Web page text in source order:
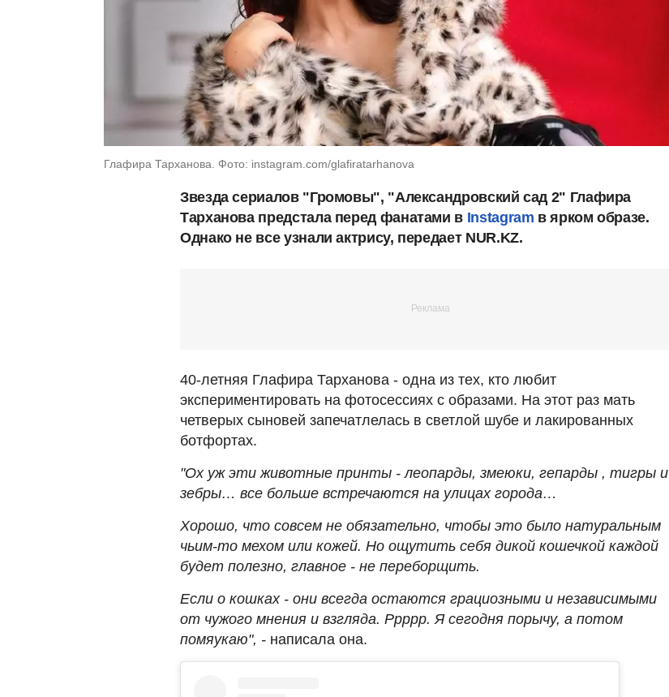
Глафира Тарханова. Фото: instagram.com/glafiratarhanova
Звезда сериалов "Громовы", "Александровский сад 2" Глафира
Тарханова предстала перед фанатами в Instagram в ярком образе.
Однако не все узнали актрису, передает NUR.KZ.
40-летняя Глафира Тарханова - одна из тех, кто любит
экспериментировать на фотосессиях с образами. На этот раз мать
четверых сыновей запечатлелась в светлой шубе и лакированных
ботфортах.
"Ох уж эти животные принты - леопарды, змеюки, гепарды , тигры и
зебры… все больше встречаются на улицах города…
Хорошо, что совсем не обязательно, чтобы это было натуральным
чьим-то мехом или кожей. Но ощутить себя дикой кошечкой каждой
будет полезно, главное - не переборщить.
Если о кошках - они всегда остаются грациозными и независимыми
от чужого мнения и взгляда. Ррррр. Я сегодня порычу, а потом
помяукаю", - написала она.